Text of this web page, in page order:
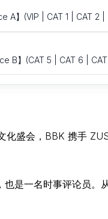
A】(VIP | CAT 1 | CAT 2 |
B】(CAT 5 | CAT 6 | CAT
化盛会，BBK 携手
是一名时事评论员。